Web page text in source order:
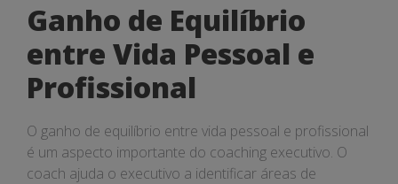
Ganho de Equilíbrio
entre Vida Pessoal e
Profissional
O ganho de equilíbrio entre vida pessoal e profissional
é um aspecto importante do coaching executivo. O
coach ajuda o executivo a identificar áreas de